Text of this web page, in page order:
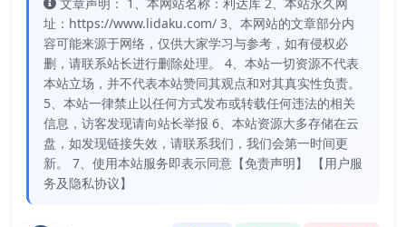
址：https://www.lidaku.com/ 3、本网站的文章部分内
容可能来源于网络，仅供大家学习与参考，如有侵权必
删，请联系站长进行删除处理。 4、本站一切资源不代表
本站立场，并不代表本站赞同其观点和对其真实性负责。
5、本站一律禁止以任何方式发布或转载任何违法的相关
信息，访客发现请向站长举报 6、本站资源大多存储在云
盘，如发现链接失效，请联系我们，我们会第一时间更
新。 7、使用本站服务即表示同意【免责声明】 【用户服
务及隐私协议】